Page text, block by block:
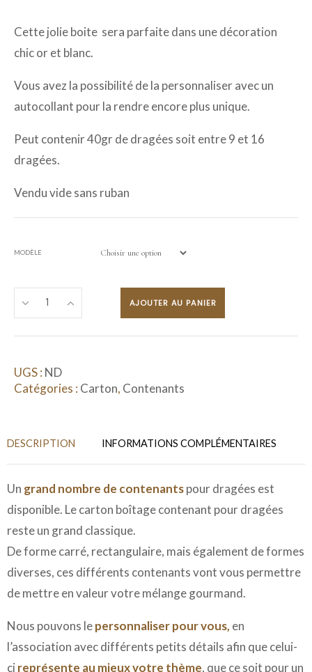
Cette jolie boite sera parfaite dans une décoration
chic or et blanc.
Vous avez la possibilité de la personnaliser avec un
autocollant pour la rendre encore plus unique.
Peut contenir 40gr de dragées soit entre 9 et 16
dragées.
Vendu vide sans ruban
MODÈLE
AJOUTER AU PANIER
UGS : ND
Catégories : Carton, Contenants
DESCRIPTION INFORMATIONS COMPLÉMENTAIRES
Un grand nombre de contenantspour dragées est
disponible. Le carton boîtage contenant pour dragées
reste un grand classique.
De forme carré, rectangulaire, mais également de formes
diverses, ces différents contenants vont vous permettre
de mettre en valeur votre mélange gourmand.
Nous pouvons lepersonnaliser pour vous, en
l’association avec différents petits détails afin que celui-
ci représente au mieux votre thème, que ce soit pour un